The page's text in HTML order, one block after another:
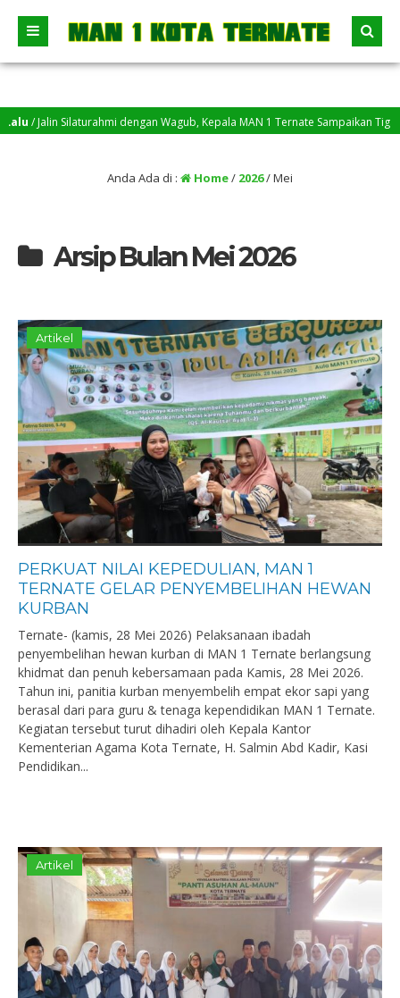
Silaturahmi dengan Wagub, Kepala MAN 1 Ternate Sampaikan Tiga Agenda
Anda Ada di : Home/ 2026/Mei
Arsip Bulan Mei 2026
Artikel
PERKUAT NILAI KEPEDULIAN, MAN 1
TERNATE GELAR PENYEMBELIHAN HEWAN
KURBAN
Ternate- (kamis, 28 Mei 2026) Pelaksanaan ibadah
penyembelihan hewan kurban di MAN 1 Ternate berlangsung
khidmat dan penuh kebersamaan pada Kamis, 28 Mei 2026.
Tahun ini, panitia kurban menyembelih empat ekor sapi yang
berasal dari para guru & tenaga kependidikan MAN 1 Ternate.
Kegiatan tersebut turut dihadiri oleh Kepala Kantor
Kementerian Agama Kota Ternate, H. Salmin Abd Kadir, Kasi
Pendidikan...
Artikel